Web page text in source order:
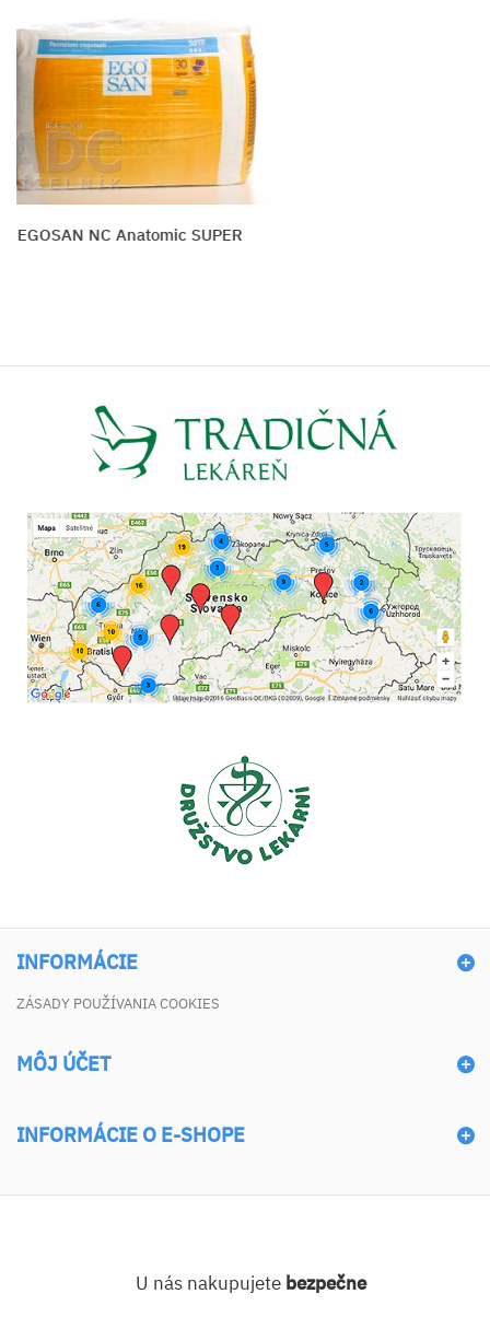
EGOSAN NC Anatomic SUPER
INFORMÁCIE
ZÁSADY POUŽÍVANIA COOKIES
MÔJ ÚČET
INFORMÁCIE O E-SHOPE
U nás nakupujete bezpečne